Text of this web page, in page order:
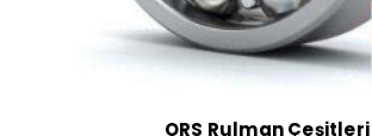
ORS Rulman Çeşitleri